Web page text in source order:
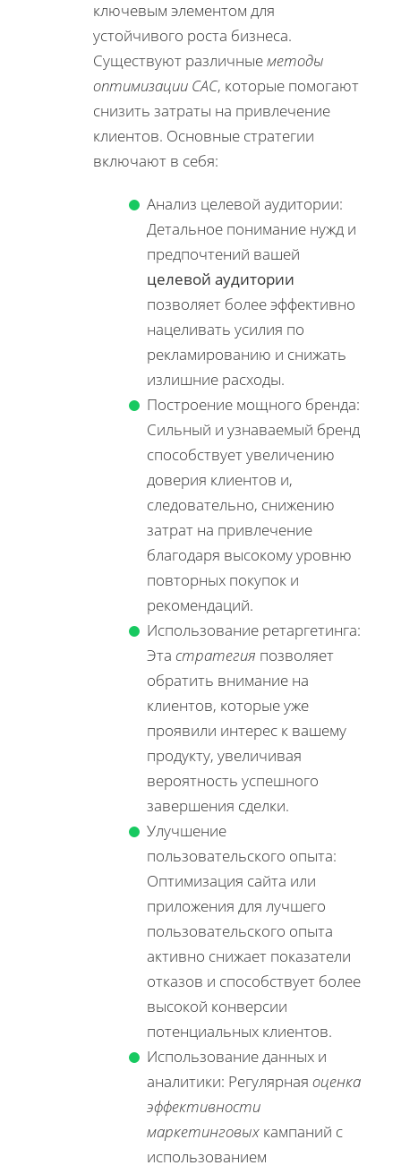
ключевым элементом для
устойчивого роста бизнеса.
Существуют различныеметоды
оптимизации CAC, которые помогают
снизить затраты на привлечение
клиентов. Основные стратегии
включают в себя:
Анализ целевой аудитории:
Детальное понимание нужд и
предпочтений вашей
целевой аудитории
позволяет более эффективно
нацеливать усилия по
рекламированию и снижать
излишние расходы.
Построение мощного бренда:
Сильный и узнаваемый бренд
способствует увеличению
доверия клиентов и,
следовательно, снижению
затрат на привлечение
благодаря высокому уровню
повторных покупок и
рекомендаций.
Использование ретаргетинга:
Эта стратегия позволяет
обратить внимание на
клиентов, которые уже
проявили интерес к вашему
продукту, увеличивая
вероятность успешного
завершения сделки.
Улучшение
пользовательского опыта:
Оптимизация сайта или
приложения для лучшего
пользовательского опыта
активно снижает показатели
отказов и способствует более
высокой конверсии
потенциальных клиентов.
Использование данных и
аналитики: Регулярная оценка
эффективности
маркетинговых кампаний с
использованием